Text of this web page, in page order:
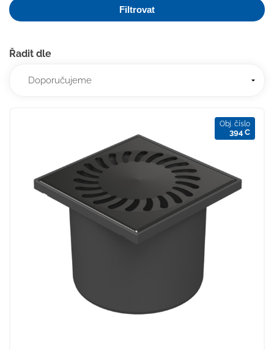
Filtrovat
Řadit dle
Obj. číslo
394 C